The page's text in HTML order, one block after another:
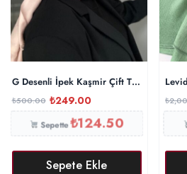
G Desenli İpek Kaşmir Çift Taraflı Şal
₺500.00 ₺249.00
Sepette₺124.50
Sepete Ekle
₺